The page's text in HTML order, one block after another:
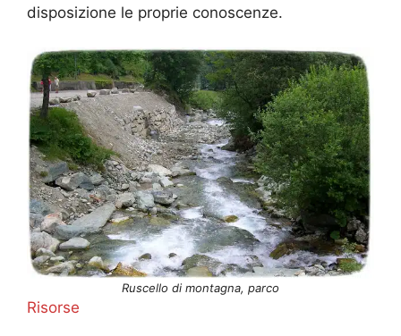
disposizione le proprie conoscenze.
Ruscello di montagna, parco
Risorse